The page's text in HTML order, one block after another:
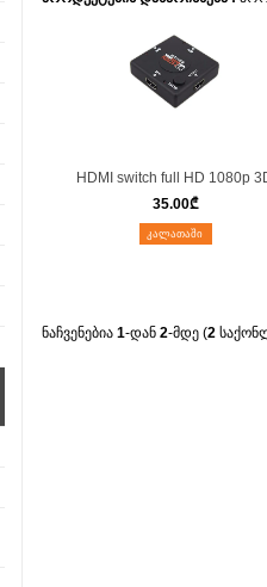
HDMI switch full HD 1080p
35.00₾
ᲙᲐᲚᲐᲗᲐᲨᲘ
ნაჩვენებია 1-დან 2-მდე (2